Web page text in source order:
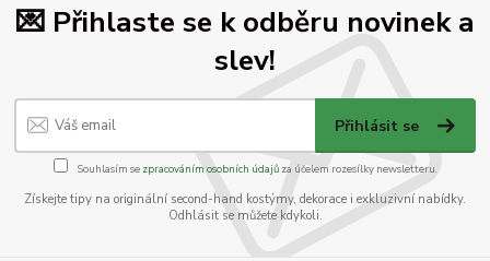
💌 Přihlaste se k odběru novinek a
slev!
Přihlásit se
Souhlasím se zpracováním osobních údajůza účelem rozesílky newsletteru.
Získejte tipy na originální second-hand kostýmy, dekorace i exkluzivní nabídky.
Odhlásit se můžete kdykoli.